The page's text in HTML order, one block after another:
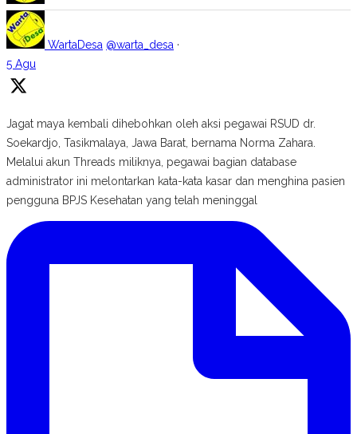
WartaDesa @warta_desa ·
5 Agu
Jagat maya kembali dihebohkan oleh aksi pegawai RSUD dr.
Soekardjo, Tasikmalaya, Jawa Barat, bernama Norma Zahara.
Melalui akun Threads miliknya, pegawai bagian database
administrator ini melontarkan kata-kata kasar dan menghina pasien
pengguna BPJS Kesehatan yang telah meninggal